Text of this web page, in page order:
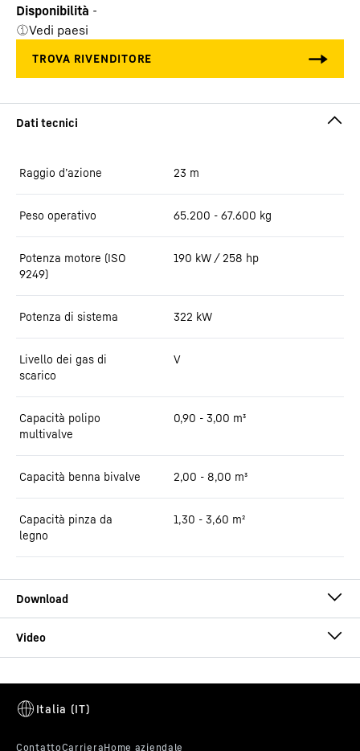
Disponibilità -
Vedi paesi
Raggio d’azione 23 m
Peso operativo 65.200 - 67.600 kg
Potenza motore (ISO
9249)
190 kW / 258 hp
Potenza di sistema 322 kW
Livello dei gas di
scarico
V
Capacità polipo
multivalve
0,90 - 3,00 m³
Capacità benna bivalve 2,00 - 8,00 m³
Capacità pinza da
legno
1,30 - 3,60 m²
Brochure LH 60 Port Litronic
personali (indirizzo IP compreso) vengono trasmessi a Google e